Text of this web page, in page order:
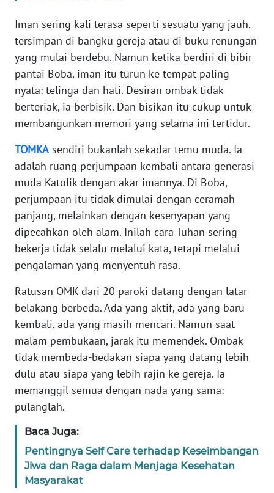
Iman sering kali terasa seperti sesuatu yang jauh,
tersimpan di bangku gereja atau di buku renungan
yang mulai berdebu. Namun ketika berdiri di bibir
pantai Boba, iman itu turun ke tempat paling
nyata: telinga dan hati. Desiran ombak tidak
berteriak, ia berbisik. Dan bisikan itu cukup untuk
membangunkan memori yang selama ini tertidur.
TOMKAsendiri bukanlah sekadar temu muda. Ia
adalah ruang perjumpaan kembali antara generasi
muda Katolik dengan akar imannya. Di Boba,
perjumpaan itu tidak dimulai dengan ceramah
panjang, melainkan dengan kesenyapan yang
dipecahkan oleh alam. Inilah cara Tuhan sering
bekerja tidak selalu melalui kata, tetapi melalui
pengalaman yang menyentuh rasa.
Ratusan OMK dari 20 paroki datang dengan latar
belakang berbeda. Ada yang aktif, ada yang baru
kembali, ada yang masih mencari. Namun saat
malam pembukaan, jarak itu memendek. Ombak
tidak membeda-bedakan siapa yang datang lebih
dulu atau siapa yang lebih rajin ke gereja. Ia
memanggil semua dengan nada yang sama:
pulanglah.
Baca Juga:
Pentingnya Self Care terhadap Keseimbangan
Jiwa dan Raga dalam Menjaga Kesehatan
Masyarakat
JAKARTA
WN
JABAR
BANTEN
WN
WN
KEPRI
WN
PAPUA
PAPUA
BARAT
WN
RIAU
SERAMBI
WN
WN
SULTRA